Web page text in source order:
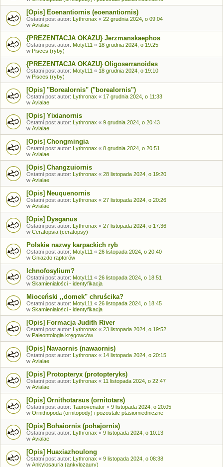
[Opis] Eoenantiornis (eoenantiornis)
Ostatni post autor: Lythronax « 22 grudnia 2024, o 09:04
w Avialae
{PREZENTACJA OKAZU} Jerzmanskaephos
Ostatni post autor: Motyl.11 « 18 grudnia 2024, o 19:25
w Pisces (ryby)
{PREZENTACJA OKAZU} Oligoserranoides
Ostatni post autor: Motyl.11 « 18 grudnia 2024, o 19:10
w Pisces (ryby)
[Opis] "Borealornis" ("borealornis")
Ostatni post autor: Lythronax « 17 grudnia 2024, o 11:33
w Avialae
[Opis] Yixianornis
Ostatni post autor: Lythronax « 9 grudnia 2024, o 20:43
w Avialae
[Opis] Chongmingia
Ostatni post autor: Lythronax « 8 grudnia 2024, o 20:51
w Avialae
[Opis] Changzuiornis
Ostatni post autor: Lythronax « 28 listopada 2024, o 19:20
w Avialae
[Opis] Neuquenornis
Ostatni post autor: Lythronax « 27 listopada 2024, o 20:26
w Avialae
[Opis] Dysganus
Ostatni post autor: Lythronax « 27 listopada 2024, o 17:36
w Ceratopsia (ceratopsy)
Polskie nazwy karpackich ryb
Ostatni post autor: Motyl.11 « 26 listopada 2024, o 20:40
w Gniazdo raptorów
Ichnofosylium?
Ostatni post autor: Motyl.11 « 26 listopada 2024, o 18:51
w Skamieniałości - identyfikacja
Mioceński ,,domek" chruścika?
Ostatni post autor: Motyl.11 « 26 listopada 2024, o 18:45
w Skamieniałości - identyfikacja
[Opis] Formacja Judith River
Ostatni post autor: Lythronax « 23 listopada 2024, o 19:52
w Paleontologia kręgowców
[Opis] Navaornis (nawaornis)
Ostatni post autor: Lythronax « 14 listopada 2024, o 20:15
w Avialae
[Opis] Protopteryx (protopteryks)
Ostatni post autor: Lythronax « 11 listopada 2024, o 22:47
w Avialae
[Opis] Ornithotarsus (ornitotars)
Ostatni post autor: Taurovenator « 9 listopada 2024, o 20:05
w Ornithopoda (ornitopody) i pozostałe ptasiomiedniczne
[Opis] Bohaiornis (pohajornis)
Ostatni post autor: Lythronax « 9 listopada 2024, o 10:13
w Avialae
[Opis] Huaxiazhoulong
Ostatni post autor: Lythronax « 9 listopada 2024, o 08:38
w Ankylosauria (ankylozaury)